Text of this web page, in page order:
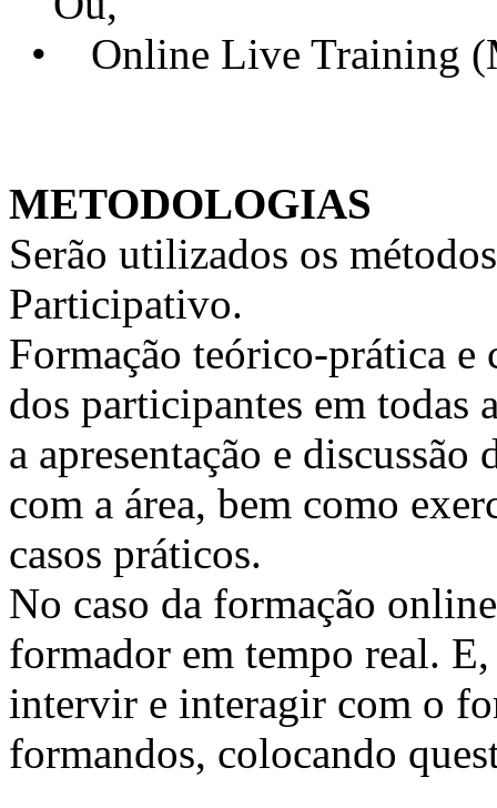
• Online Live Training
METODOLOGIAS
Serão utilizados os
Participativo.
Formação teórico-prática e
dos participantes em todas
a apresentação e
com a área, bem como
casos práticos.
No caso da formação
formador em tempo real.
intervir e interagir com o
formandos, colocando